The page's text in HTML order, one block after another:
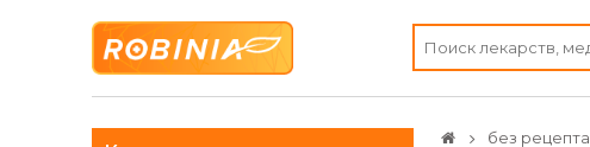
без рецепта